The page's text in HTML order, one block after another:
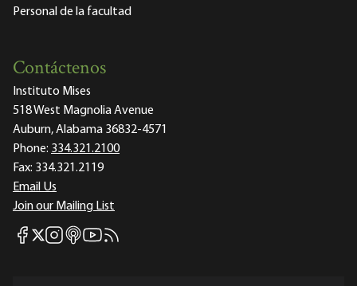
Personal de la facultad
Contáctenos
Instituto Mises
518 West Magnolia Avenue
Auburn, Alabama 36832-4571
Phone: 334.321.2100
Fax: 334.321.2119
Email Us
Join our Mailing List
Mises Facebook
Mises X
Mises Instagram
Mises itunes
Mises Youtube
Mises RSS feed